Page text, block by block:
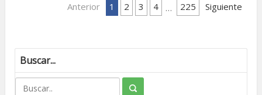
Anterior 1 2 3 4 … 225 Siguiente
Buscar...